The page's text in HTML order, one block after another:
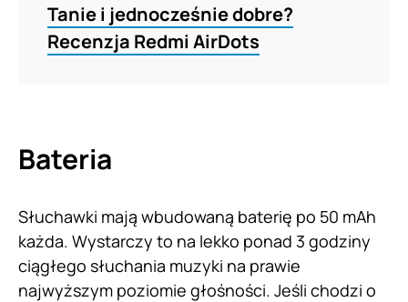
Tanie i jednocześnie dobre?
Recenzja Redmi AirDots
Bateria
Słuchawki mają wbudowaną baterię po 50 mAh
każda. Wystarczy to na lekko ponad 3 godziny
ciągłego słuchania muzyki na prawie
najwyższym poziomie głośności. Jeśli chodzi o